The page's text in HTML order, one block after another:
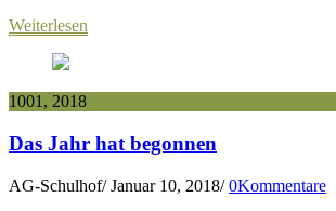
Weiterlesen
1001, 2018
Das Jahr hat begonnen
AG-Schulhof/ Januar 10, 2018/ 0Kommentare